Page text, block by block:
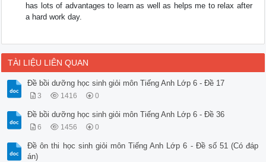
has lots of advantages to learn as well as helps me to relax after
a hard work day.
TÀI LIỆU LIÊN QUAN
Đề bồi dưỡng học sinh giỏi môn Tiếng Anh Lớp 6 - Đề 17
3 1416 0
Đề bồi dưỡng học sinh giỏi môn Tiếng Anh Lớp 6 - Đề 36
6 1456 0
Đề ôn thi học sinh giỏi môn Tiếng Anh Lớp 6 - Đề số 51 (Có đáp
án)